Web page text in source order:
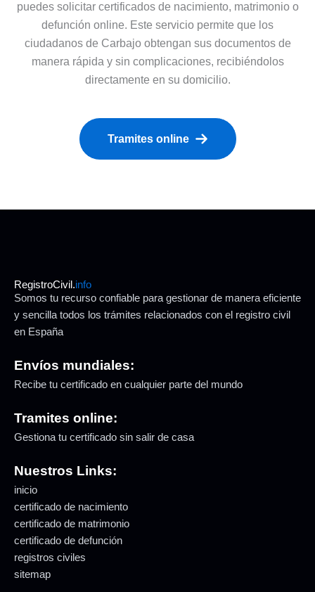
puedes solicitar certificados de nacimiento, matrimonio o
defunción online. Este servicio permite que los
ciudadanos de Carbajo obtengan sus documentos de
manera rápida y sin complicaciones, recibiéndolos
directamente en su domicilio.
Tramites online
RegistroCivil.info
Somos tu recurso confiable para gestionar de manera eficiente
y sencilla todos los trámites relacionados con el registro civil
en España
Envíos mundiales:
Recibe tu certificado en cualquier parte del mundo
Tramites online:
Gestiona tu certificado sin salir de casa
Nuestros Links:
inicio
certificado de nacimiento
certificado de matrimonio
certificado de defunción
registros civiles
sitemap